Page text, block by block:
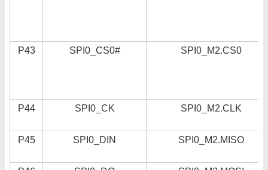
P43 SPI0_CS0# SPI0_M2.CS0
P44 SPI0_CK SPI0_M2.CLK
P45 SPI0_DIN SPI0_M2.MISO